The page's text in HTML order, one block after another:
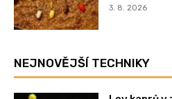
3. 8. 2026
NEJNOVĚJŠÍ TECHNIKY